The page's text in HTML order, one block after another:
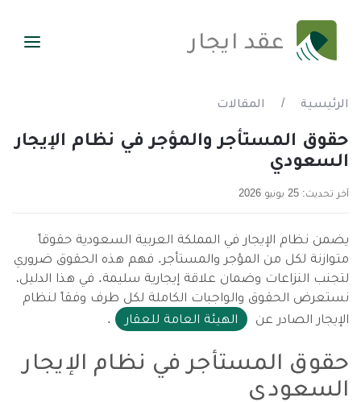
عقد ايجار
الرئيسية / المقالات
حقوق المستأجر والمؤجر في نظام الإيجار
السعودي
آخر تحديث: 25 يونيو 2026
يضمن نظام الإيجار في المملكة العربية السعودية حقوقاً
متوازنة لكل من المؤجر والمستأجر. فهم هذه الحقوق ضروري
لتجنب النزاعات وضمان علاقة إيجارية سليمة. في هذا الدليل،
نستعرض الحقوق والواجبات الكاملة لكل طرف وفقاً لنظام
الإيجار الصادر عن
الهيئة العامة للعقار .
حقوق المستأجر في نظام الإيجار
السعودي